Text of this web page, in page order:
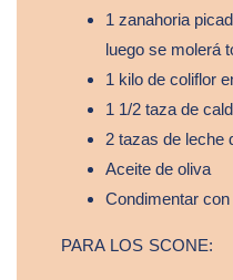
1 zanahoria
luego se molerá
1 kilo de coliflor
1 1/2 taza de
2 tazas de leche
Aceite de oliva
Condimentar
PARA LOS SCONE: